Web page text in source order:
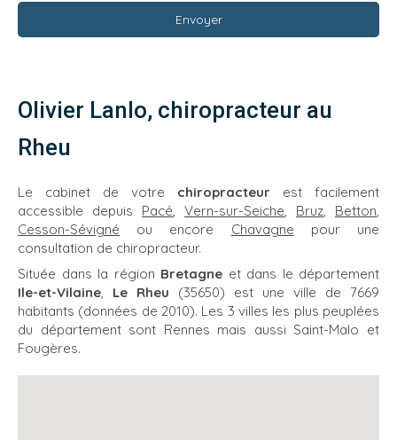
Envoyer
Olivier Lanlo, chiropracteur au
Rheu
Le cabinet de votre chiropracteur est facilement
accessible depuis Pacé, Vern-sur-Seiche, Bruz, Betton,
Cesson-Sévigné ou encore Chavagne pour une
consultation de chiropracteur.
Située dans la région Bretagne et dans le département
Ile-et-Vilaine, Le Rheu (35650) est une ville de 7669
habitants (données de 2010). Les 3 villes les plus peuplées
du département sont Rennes mais aussi Saint-Malo et
Fougères.